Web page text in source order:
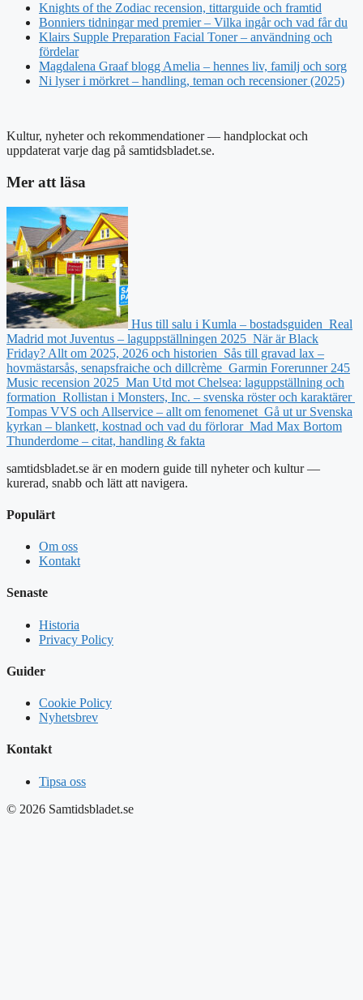
Knights of the Zodiac recension, tittarguide och framtid
Bonniers tidningar med premier – Vilka ingår och vad får du
Klairs Supple Preparation Facial Toner – användning och
fördelar
Magdalena Graaf blogg Amelia – hennes liv, familj och sorg
Ni lyser i mörkret – handling, teman och recensioner (2025)
Kultur, nyheter och rekommendationer — handplockat och
uppdaterat varje dag på samtidsbladet.se.
Mer att läsa
Hus till salu i Kumla – bostadsguiden Real
Madrid mot Juventus – laguppställningen 2025 När är Black
Friday? Allt om 2025, 2026 och historien Sås till gravad lax –
hovmästarsås, senapsfraiche och dillcrème Garmin Forerunner 245
Music recension 2025 Man Utd mot Chelsea: laguppställning och
formation Rollistan i Monsters, Inc. – svenska röster och karaktärer
Tompas VVS och Allservice – allt om fenomenet Gå ut ur Svenska
kyrkan – blankett, kostnad och vad du förlorar Mad Max Bortom
Thunderdome – citat, handling & fakta
samtidsbladet.se är en modern guide till nyheter och kultur —
kurerad, snabb och lätt att navigera.
Populärt
Om oss
Kontakt
Senaste
Historia
Privacy Policy
Guider
Cookie Policy
Nyhetsbrev
Kontakt
Tipsa oss
© 2026 Samtidsbladet.se